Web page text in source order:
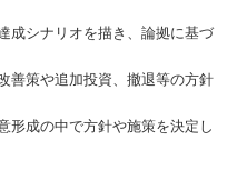
成シナリオを描き、論拠に基づ
善策や追加投資、撤退等の方針
形成の中で方針や施策を決定し